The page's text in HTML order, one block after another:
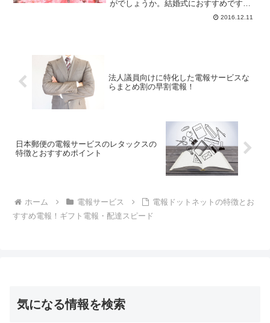
がでしょうか。結婚式におすすめです。
SNS映えするかわいいマシュマロの電報
でお祝いの気持ちを贈りましょう！
2016.12.11
法人議員向けに特化した電報サービスな
らまとめ割の早割電報！
日本郵便の電報サービスのレタックスの
特徴とおすすめポイント
ホーム 電報サービス
電報ドットネットの特徴とお
すすめ電報！ギフト電報・配達スピード
気になる情報を検索